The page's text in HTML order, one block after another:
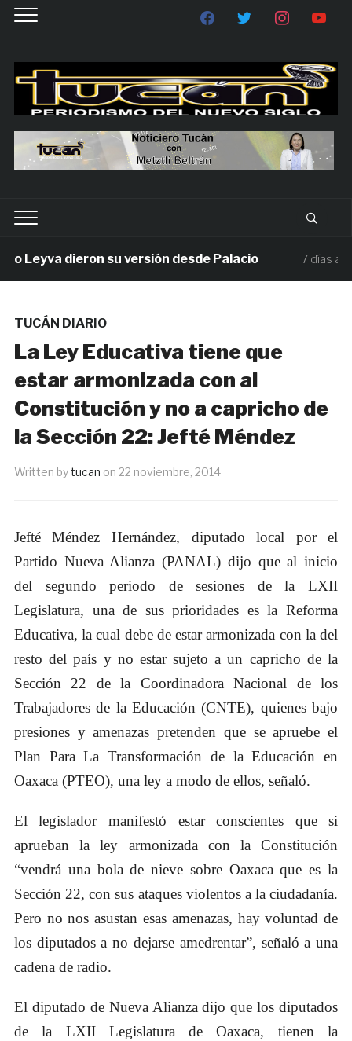
dieron su versión desde Palacio 7 días ago
TUCÁN DIARIO
La Ley Educativa tiene que
estar armonizada con al
Constitución y no a capricho de
la Sección 22: Jefté Méndez
Written bytucan on 22 noviembre, 2014
Jefté Méndez Hernández, diputado local por el
Partido Nueva Alianza (PANAL) dijo que al inicio
del segundo periodo de sesiones de la LXII
Legislatura, una de sus prioridades es la Reforma
Educativa, la cual debe de estar armonizada con la del
resto del país y no estar sujeto a un capricho de la
Sección 22 de la Coordinadora Nacional de los
Trabajadores de la Educación (CNTE), quienes bajo
presiones y amenazas pretenden que se apruebe el
Plan Para La Transformación de la Educación en
Oaxaca (PTEO), una ley a modo de ellos, señaló.
El legislador manifestó estar conscientes que si
aprueban la ley armonizada con la Constitución
“vendrá una bola de nieve sobre Oaxaca que es la
Sección 22, con sus ataques violentos a la ciudadanía.
Pero no nos asustan esas amenazas, hay voluntad de
los diputados a no dejarse amedrentar”, señaló a una
cadena de radio.
El diputado de Nueva Alianza dijo que los diputados
de la LXII Legislatura de Oaxaca, tienen la